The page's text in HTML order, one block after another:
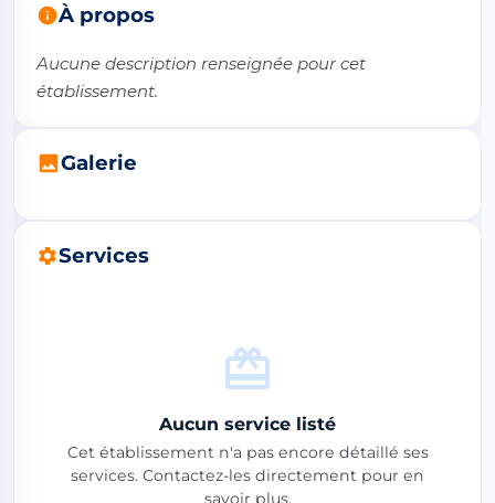
À propos
Aucune description renseignée pour cet
établissement.
Galerie
Services
Aucun service listé
Cet établissement n'a pas encore détaillé ses
services. Contactez-les directement pour en
savoir plus.